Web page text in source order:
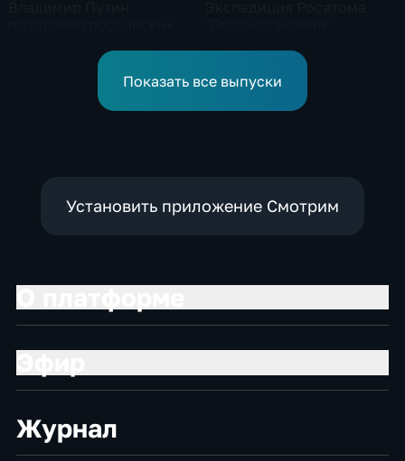
физкультурников с
профессиональнымПоказать все выпуски
Установить приложение Смотрим
Журнал